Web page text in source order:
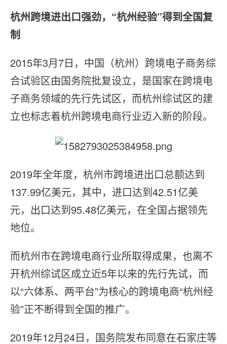
杭州跨境进出口强劲，“杭州经验”得到全国复
制
2015年3月7日，中国（杭州）跨境电子商务综
合试验区由国务院批复设立，是国家在跨境电
子商务领域的先行先试区，而杭州综试区的建
立也标志着杭州跨境电商行业迈入新的阶段。
2019年全年度，杭州市跨境进出口总额达到
137.99亿美元，其中，进口达到42.51亿美
元，出口达到95.48亿美元，在全国占据领先
地位。
而杭州市在跨境电商行业所取得成果，也离不
开杭州综试区成立近5年以来的先行先试，而
以“六体系、两平台”为核心的跨境电商“杭州经
验”正不断得到全国的推广。
2019年12月24日，国务院发布同意在石家庄等